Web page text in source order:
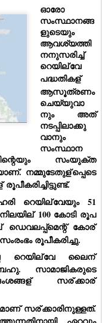
ഓരോ
സംസ്ഥാനങ്ങ
ളുടെയും
ആവശ്യത്തി
നനുസരിച്ച്
റെയില്വേ
പദ്ധതികള്
ആസൂത്രണം
ചെയ്യുവാ
നും അത്
നടപ്പിലാക്കു
വാനും
സംസ്ഥാന
സംയുക്ത
നമ്മുടേതുള്പ്പെടെ
രൂപീകരിച്ചിട്ടുണ്ട്.
റെയില്വേയും 51
100 കോടി രൂപ
ഡെവലപ്പ്‌മെന്റ് കോര്
രൂപീകരിച്ചു.
റെയില്വേ ലൈന്
സാമാജികരുടെ
സര്ക്കാര്
സര്ക്കാരിനുള്ളത്.